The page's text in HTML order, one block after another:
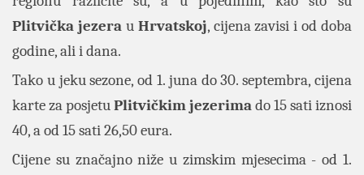
Plitvička jezerau Hrvatskoj, cijena zavisi i od doba
godine, ali i dana.
Tako u jeku sezone, od 1. juna do 30. septembra, cijena
karte za posjetuPlitvičkimjezerimado 15 sati iznosi
40, a od 15 sati 26,50 eura.
Cijene su značajno niže u zimskim mjesecima - od 1.